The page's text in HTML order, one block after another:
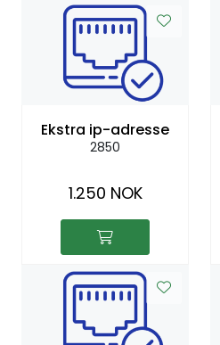
Ekstra ip-adresse
2850
1.250 NOK